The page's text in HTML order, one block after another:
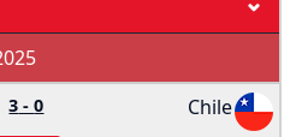
3 -0 Chile